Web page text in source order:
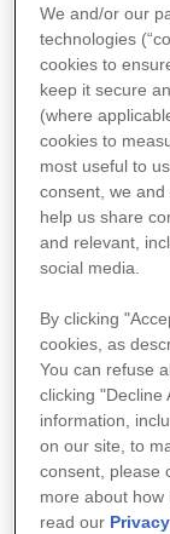
28 Aprile 2023
Focalizzare
una cultura
della salute
l’obiettivo
We and/or our
technologies
cookies to
keep it secure
(where
cookies to
most useful to
consent, we
help us share
and relevant,
social media.
By clicking
cookies, as
You can refuse
clicking "Decline
information,
on our site, to
consent, please
more about how
read our